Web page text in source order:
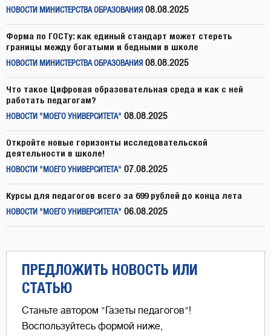
НОВОСТИ МИНИСТЕРСТВА ОБРАЗОВАНИЯ 08.08.2025
Форма по ГОСТу: как единый стандарт может стереть
границы между богатыми и бедными в школе
НОВОСТИ МИНИСТЕРСТВА ОБРАЗОВАНИЯ 08.08.2025
Что такое Цифровая образовательная среда и как с ней
работать педагогам?
НОВОСТИ "МОЕГО УНИВЕРСИТЕТА" 08.08.2025
Откройте новые горизонты исследовательской
деятельности в школе!
НОВОСТИ "МОЕГО УНИВЕРСИТЕТА" 07.08.2025
Курсы для педагогов всего за 699 рублей до конца лета
НОВОСТИ "МОЕГО УНИВЕРСИТЕТА" 06.08.2025
ПРЕДЛОЖИТЬ НОВОСТЬ ИЛИ
СТАТЬЮ
Станьте автором "Газеты педагогов"!
Воспользуйтесь формой ниже,